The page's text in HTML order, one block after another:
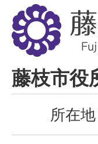
藤
枝
市
Fujieda
City
藤枝市役
所在地